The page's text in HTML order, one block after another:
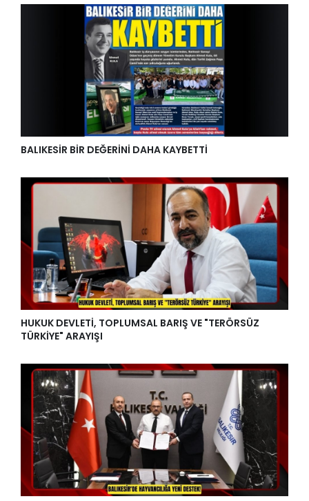
BALIKESİR BİR DEĞERİNİ DAHA KAYBETTİ
HUKUK DEVLETİ, TOPLUMSAL BARIŞ VE "TERÖRSÜZ
TÜRKİYE" ARAYIŞI